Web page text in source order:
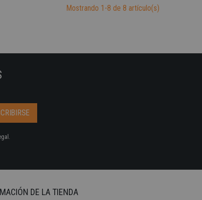
Mostrando 1-8 de 8 artículo(s)
DE LA TIENDA